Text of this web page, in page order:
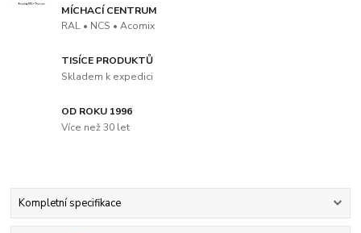
MÍCHACÍ CENTRUM
RAL • NCS • Acomix
TISÍCE PRODUKTŮ
Skladem k expedici
OD ROKU 1996
Více než 30 let
Kompletní specifikace